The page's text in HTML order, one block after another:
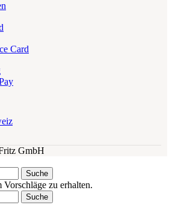
Card
GmbH
Suche
Vorschläge zu erhalten.
Suche